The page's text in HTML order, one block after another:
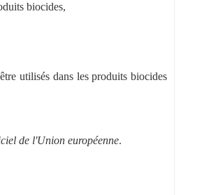
biocides,
utilisés dans les produits biocides
de l'Union européenne.